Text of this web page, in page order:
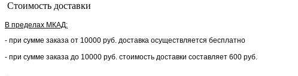
Стоимость доставки
В пределах МКАД:
- при сумме заказа от 10000 руб. доставка осуществляется бесплатно
- при сумме заказа до 10000 руб. стоимость доставки составляет 600 руб.